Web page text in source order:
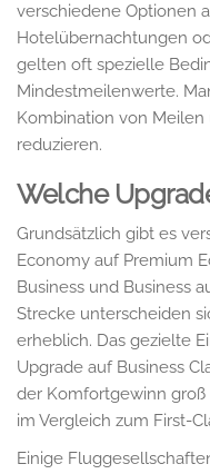
verschiedene Optionen
Hotelübernachtungen
gelten oft spezielle
Mindestmeilenwerte.
Kombination von
reduzieren.
Welche
Grundsätzlich gibt es
Economy auf Premium
Business und Business
Strecke unterscheiden
erheblich. Das gezielte
Upgrade auf Business
der Komfortgewinn
im Vergleich zum First-
Einige